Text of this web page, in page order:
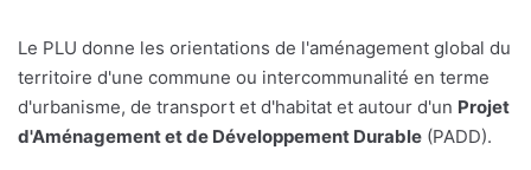
Le PLU donne les orientations de l'aménagement global du
territoire d'une commune ou intercommunalité en terme
d'urbanisme, de transport et d'habitat et autour d'un Projet
d'Aménagement et de Développement Durable (PADD).